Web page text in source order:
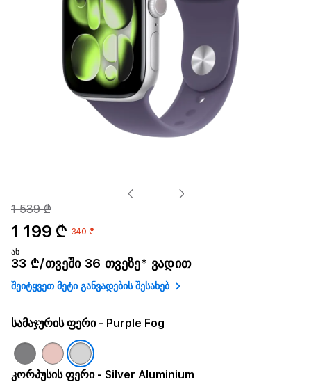
1 539 ₾
1 199 ₾-340 ₾
ან
33 ₾/თვეში 36 თვეზე* ვადით
შეიტყვეთ მეტი განვადების შესახებ
სამაჯურის ფერი- Purple Fog
კორპუსის ფერი- Silver Aluminium